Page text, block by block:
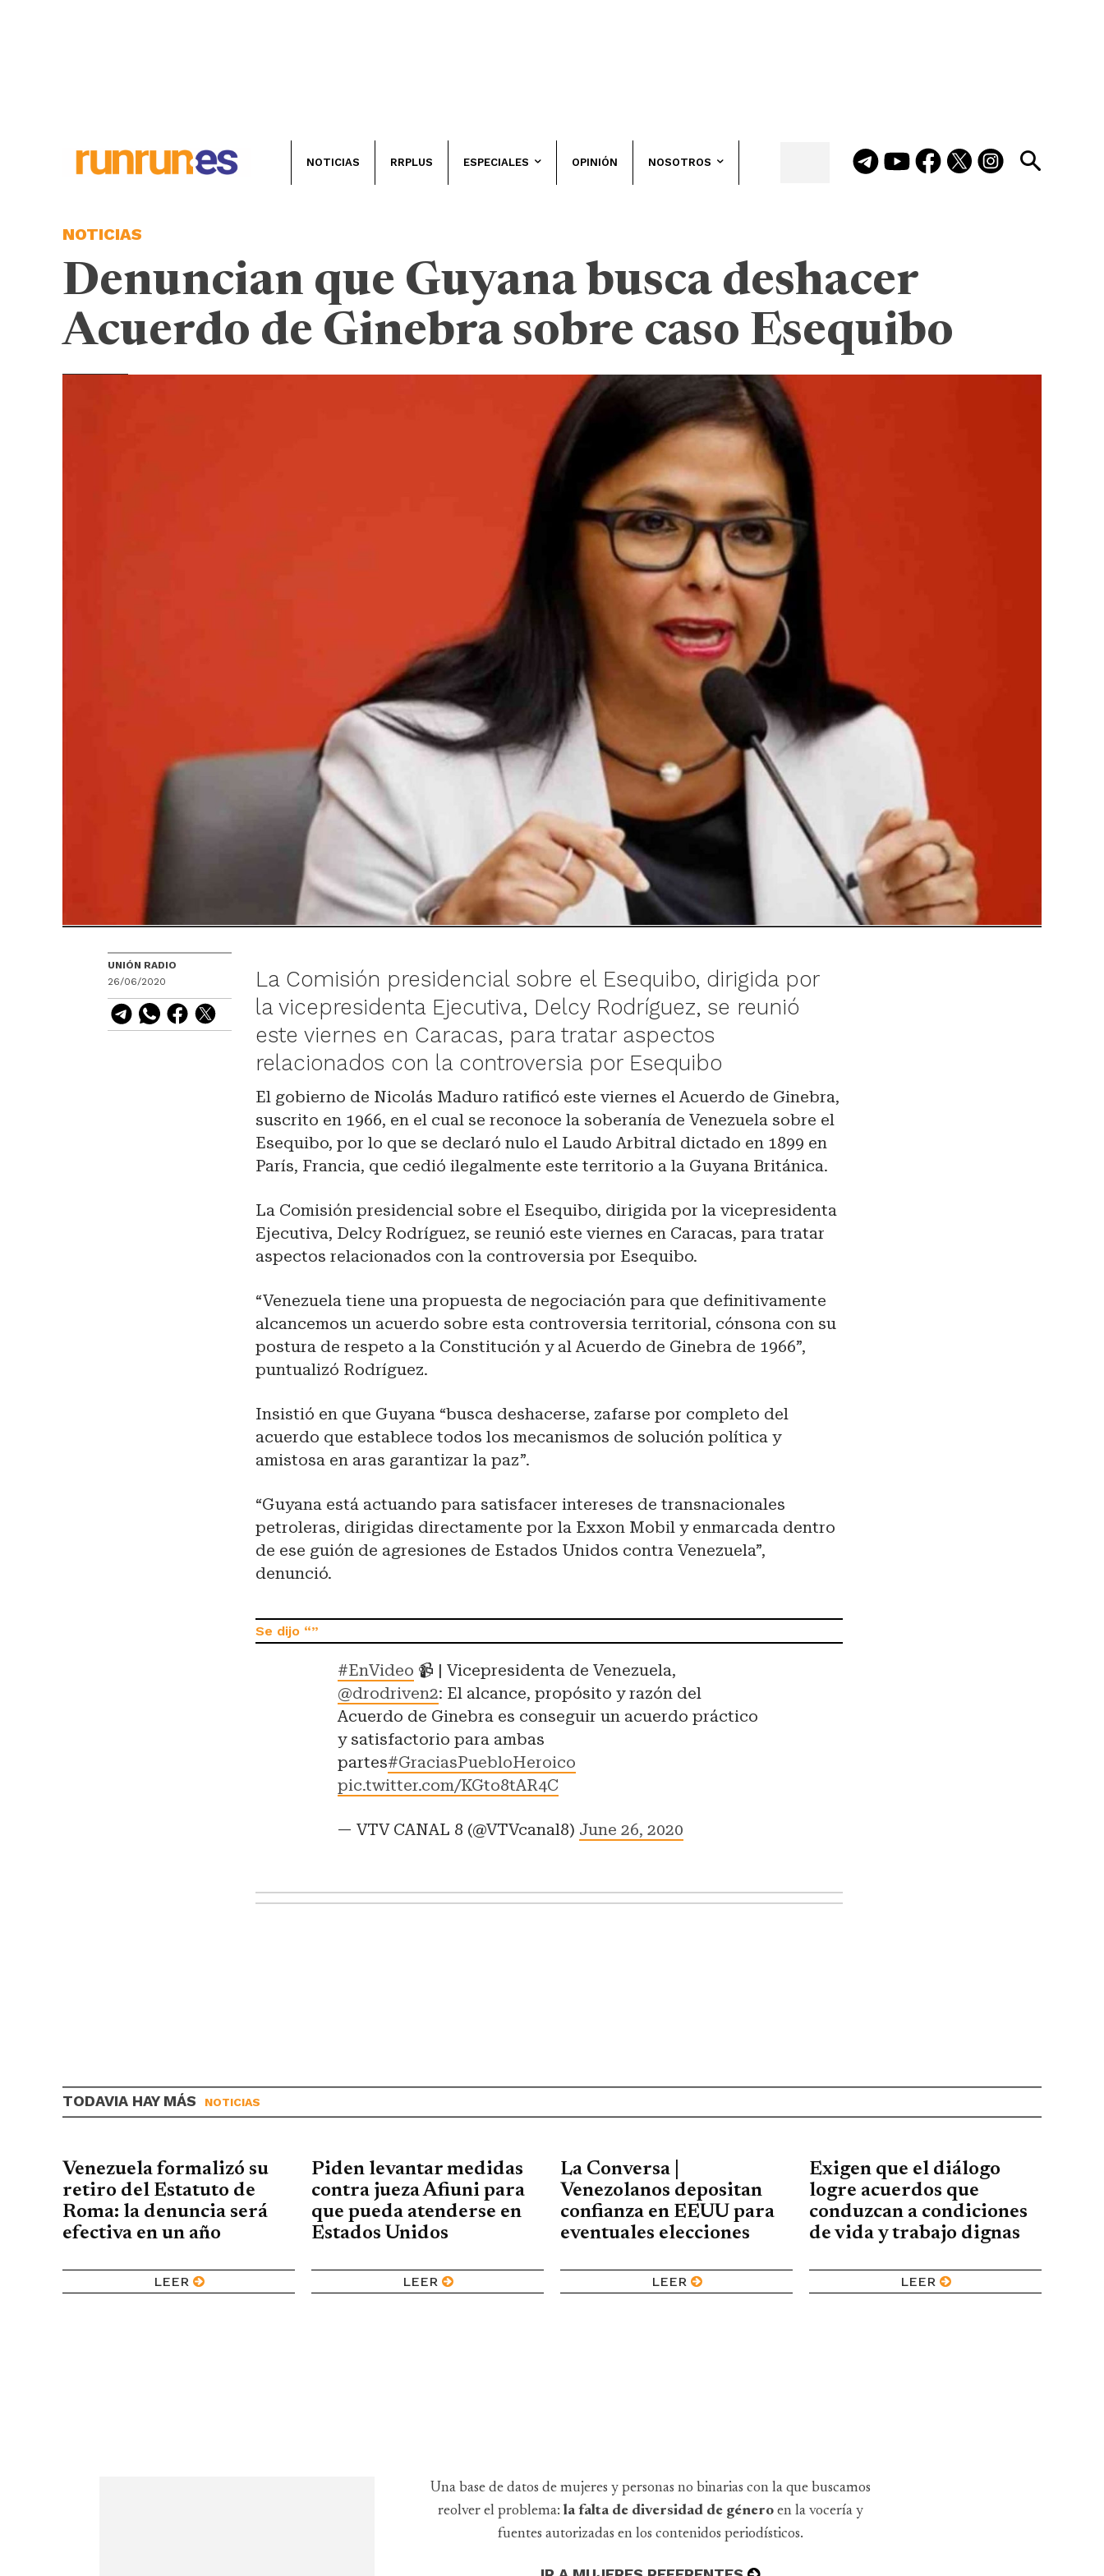
NOTICIAS RRPLUS ESPECIALES OPINIÓN NOSOTROS
NOTICIAS
Denuncian que Guyana busca deshacer
Acuerdo de Ginebra sobre caso Esequibo
UNIÓN RADIO
26/06/2020
La Comisión presidencial sobre el Esequibo, dirigida por
la vicepresidenta Ejecutiva, Delcy Rodríguez, se reunió
este viernes en Caracas, para tratar aspectos
relacionados con la controversia por Esequibo
El gobierno de Nicolás Maduro ratificó este viernes el Acuerdo de Ginebra,
suscrito en 1966, en el cual se reconoce la soberanía de Venezuela sobre el
Esequibo, por lo que se declaró nulo el Laudo Arbitral dictado en 1899 en
París, Francia, que cedió ilegalmente este territorio a la Guyana Británica.
La Comisión presidencial sobre el Esequibo, dirigida por la vicepresidenta
Ejecutiva, Delcy Rodríguez, se reunió este viernes en Caracas, para tratar
aspectos relacionados con la controversia por Esequibo.
“Venezuela tiene una propuesta de negociación para que definitivamente
alcancemos un acuerdo sobre esta controversia territorial, cónsona con su
postura de respeto a la Constitución y al Acuerdo de Ginebra de 1966”,
puntualizó Rodríguez.
Insistió en que Guyana “busca deshacerse, zafarse por completo del
acuerdo que establece todos los mecanismos de solución política y
amistosa en aras garantizar la paz”.
“Guyana está actuando para satisfacer intereses de transnacionales
petroleras, dirigidas directamente por la Exxon Mobil y enmarcada dentro
de ese guión de agresiones de Estados Unidos contra Venezuela”,
denunció.
#EnVideo 📹 | Vicepresidenta de Venezuela,
@drodriven2: El alcance, propósito y razón del
Acuerdo de Ginebra es conseguir un acuerdo práctico
y satisfactorio para ambas
partes#GraciasPuebloHeroico
pic.twitter.com/KGto8tAR4C
— VTV CANAL 8 (@VTVcanal8) June 26, 2020
TODAVIA HAY MÁS NOTICIAS
Venezuela formalizó su
retiro del Estatuto de
Roma: la denuncia será
efectiva en un año
LEER
Piden levantar medidas
contra jueza Afiuni para
que pueda atenderse en
Estados Unidos
LEER
La Conversa |
Venezolanos depositan
confianza en EEUU para
eventuales elecciones
LEER
Exigen que el diálogo
logre acuerdos que
conduzcan a condiciones
de vida y trabajo dignas
LEER
Una base de datos de mujeres y personas no binarias con la que buscamos
reolver el problema: la falta de diversidad de género en la vocería y
fuentes autorizadas en los contenidos periodísticos.